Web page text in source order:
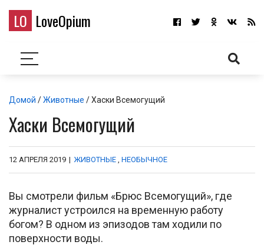
LO LoveOpium
Домой /Животные / Хаски Всемогущий
Хаски Всемогущий
12 АПРЕЛЯ 2019 | ЖИВОТНЫЕ , НЕОБЫЧНОЕ
Вы смотрели фильм «Брюс Всемогущий», где
журналист устроился на временную работу
богом? В одном из эпизодов там ходили по
поверхности воды.